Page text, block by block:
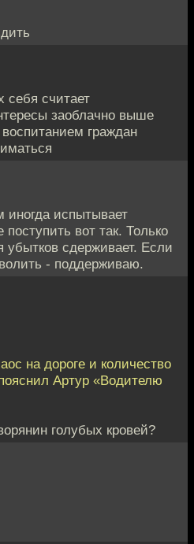
себя считает
заоблачно выше
граждан
испытывает
вот так. Только
убытков сдерживает. Если
- поддерживаю.
на дороге и количество
Артур «Водителю
голубых кровей?